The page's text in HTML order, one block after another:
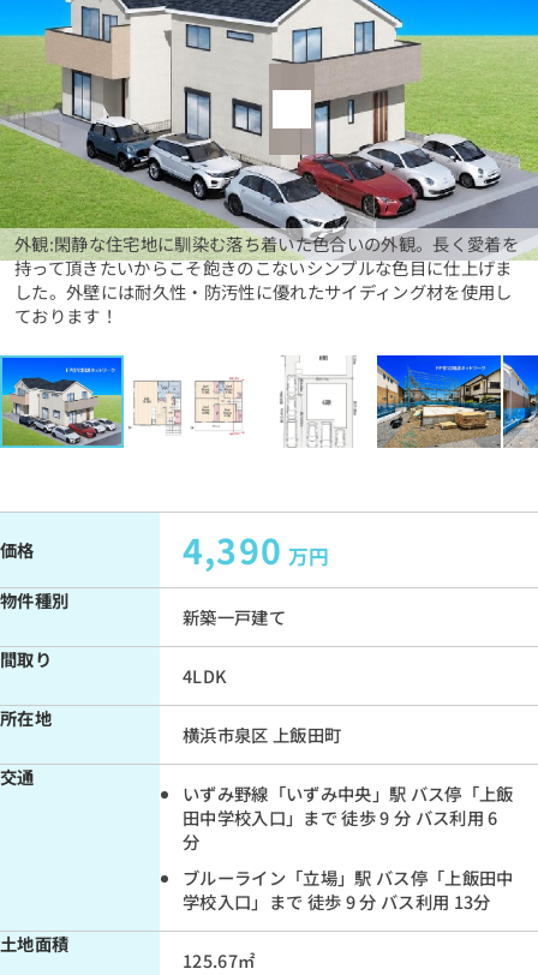
外観:閑静な住宅地に馴染む落ち着いた色合いの外観。長く愛着を
持って頂きたいからこそ飽きのこないシンプルな色目に仕上げま
した。外壁には耐久性・防汚性に優れたサイディング材を使用し
ております！
価格 4,390 万円
物件種別
新築一戸建て
間取り
4LDK
所在地
横浜市泉区 上飯田町
交通
いずみ野線「いずみ中央」駅 バス停「上飯
田中学校入口」まで 徒歩 9 分 バス利用 6
分
ブルーライン「立場」駅 バス停「上飯田中
学校入口」まで 徒歩 9 分 バス利用 13分
土地面積
125.67㎡